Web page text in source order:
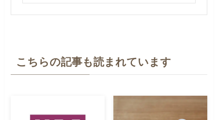
こちらの記事も読まれています